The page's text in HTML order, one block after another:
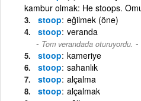
kambur olmak: He stoops.
stoop eğilmek (öne)
stoop veranda
Tom verandada oturuyordu. -
stoop kameriye
stoop sahanlık
stoop alçalma
stoop alçalmak